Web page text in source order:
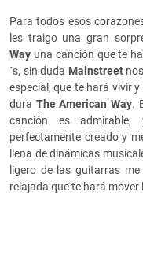
Para todos esos
les traigo una gran
Way una canción que te
´s, sin duda Mainstreet
especial, que te hará vivir
dura The American Way.
canción es
perfectamente creado y
llena de dinámicas
ligero de las guitarras
relajada que te hará mover